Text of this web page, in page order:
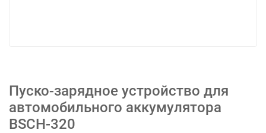
Пуско-зарядное устройство для
автомобильного аккумулятора
BSCH-320